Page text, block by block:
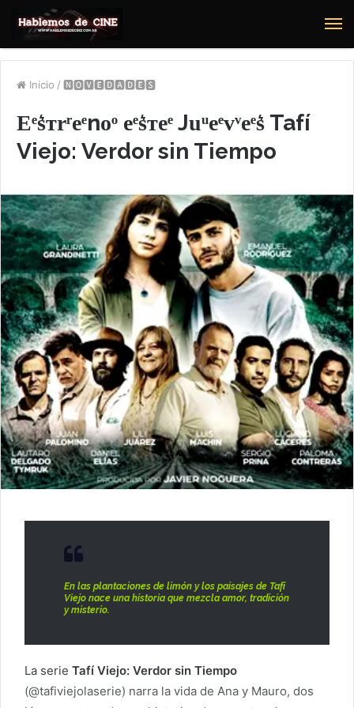
Inicio / 🅽🅾🆅🅴🅳🅰🅳🅴🆂
Eͤs͛ᴛrͬeͤnoͦ eͤs͛ᴛeͤ Juͧeͤvͮeͤs͛ Tafí
Viejo: Verdor sin Tiempo
En las plantaciones de limón y los paisajes de Tafí
Viejo nace una historia que mezcla amor, tradición
y misterio.
La serie Tafí Viejo: Verdor sin Tiempo
(@tafiviejolaserie) narra la vida de Ana y Mauro, dos